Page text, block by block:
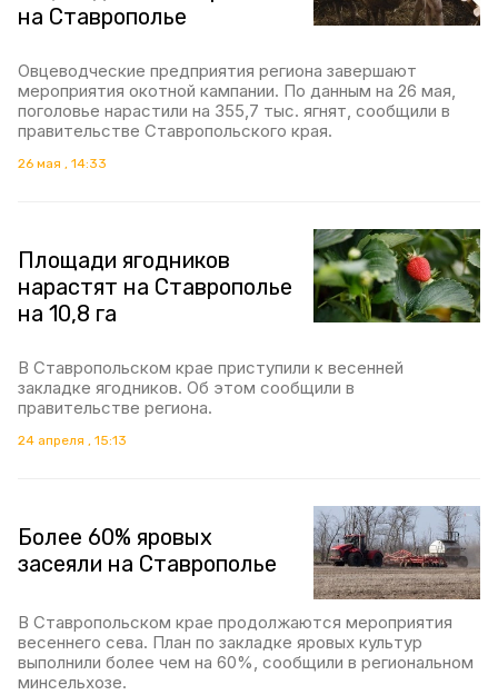
на Ставрополье
Овцеводческие предприятия региона завершают
мероприятия окотной кампании. По данным на 26 мая,
поголовье нарастили на 355,7 тыс. ягнят, сообщили в
правительстве Ставропольского края.
26 мая , 14:33
Площади ягодников
нарастят на Ставрополье
на 10,8 га
В Ставропольском крае приступили к весенней
закладке ягодников. Об этом сообщили в
правительстве региона.
24 апреля , 15:13
Более 60% яровых
засеяли на Ставрополье
В Ставропольском крае продолжаются мероприятия
весеннего сева. План по закладке яровых культур
выполнили более чем на 60%, сообщили в региональном
минсельхозе.